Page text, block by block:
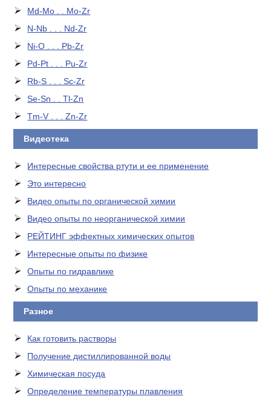
Md-Mo . . Mo-Zr
N-Nb . . . Nd-Zr
Ni-O . . . Pb-Zr
Pd-Pt . . . Pu-Zr
Rb-S . . . Sc-Zr
Se-Sn . . Tl-Zn
Tm-V . . . Zn-Zr
Видеотека
Интересные свойства ртути и ее применение
Это интересно
Видео опыты по органической химии
Видео опыты по неорганической химии
РЕЙТИНГ эффектных химических опытов
Интересные опыты по физике
Опыты по гидравлике
Опыты по механике
Разное
Как готовить растворы
Получение дистиллированной воды
Химическая посуда
Определение температуры плавления